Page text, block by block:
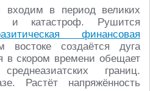
в период великих
и катастроф. Рушится
финансовая
создаётся дуга
в скором времени обещает
границ.
Растёт напряжённость